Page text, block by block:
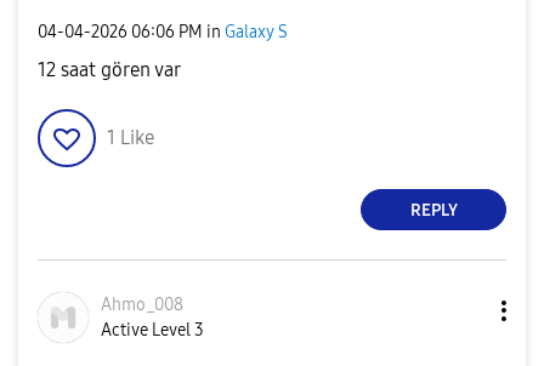
‎04-04-2026 06:06 PM in Galaxy S
12 saat gören var
1 Like
REPLY
Ahmo_008
Active Level 3